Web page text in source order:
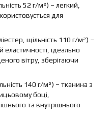
52 г/м²) – легкий,
для
щільність 110 г/м²) –
еластичності, ідеально
вітру, зберігаючи
140 г/м²) – тканина з
боці,
та внутрішнього